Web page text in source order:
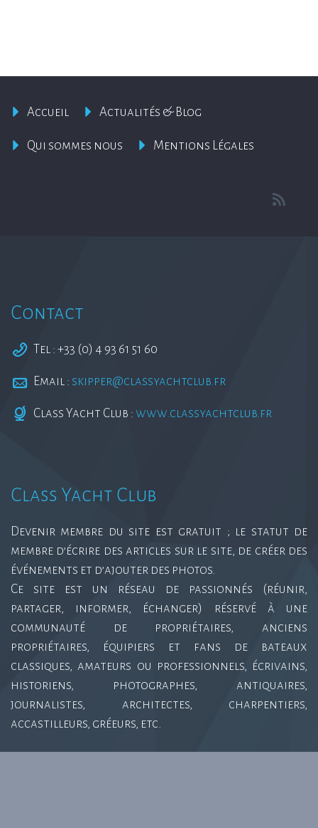
Accueil Actualités & Blog
Qui sommes nous Mentions Légales
Contact
Tel : +33 (0) 4 93 61 51 60
Email : skipper@classyachtclub.fr
Class Yacht Club : www.classyachtclub.fr
Class Yacht Club
Devenir membre du site est gratuit ; le statut de
membre d’écrire des articles sur le site, de créer des
événements et d’ajouter des photos.
Ce site est un réseau de passionnés (réunir,
partager, informer, échanger) réservé à une
communauté de propriétaires, anciens
propriétaires, équipiers et fans de bateaux
classiques, amateurs ou professionnels, écrivains,
historiens, photographes, antiquaires,
journalistes, architectes, charpentiers,
accastilleurs, gréeurs, etc.